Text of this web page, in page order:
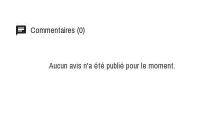
Commentaires (0)
Aucun avis n'a été publié pour le moment.